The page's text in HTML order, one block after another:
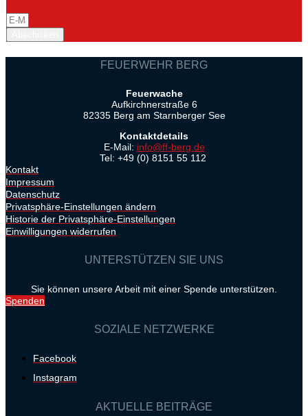
FEUERWEHR BERG
Feuerwache
Aufkirchnerstraße 6
82335 Berg am Starnberger See
Kontaktdetails
E-Mail: info@ff-berg.de
Tel: +49 (0) 8151 55 112
Kontakt
Impressum
Datenschutz
Privatsphäre-Einstellungen ändern
Historie der Privatsphäre-Einstellungen
Einwilligungen widerrufen
UNTERSTÜTZEN SIE UNS
Sie können unsere Arbeit mit einer Spende unterstützen.
Spenden
SOZIALE NETZWERKE
Facebook
Instagram
AKTUELLE BEITRÄGE